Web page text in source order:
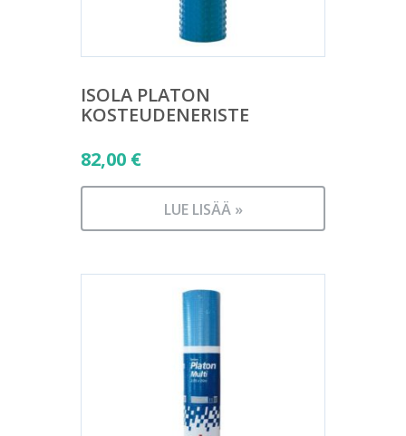
ISOLA PLATON
KOSTEUDENERISTE
82,00 €
LUE LISÄÄ »